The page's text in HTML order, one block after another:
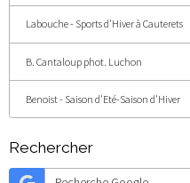
Labouche - Sports d'Hiver à Cauterets
B. Cantaloup phot. Luchon
Benoist - Saison d'Eté-Saison d'Hiver
Rechercher